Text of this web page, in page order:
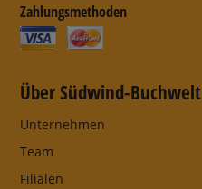
Zahlungsmethoden
Über Südwind-Buchwelt
Unternehmen
Team
Filialen